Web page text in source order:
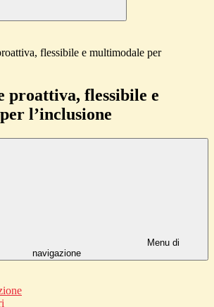
flessibile e multimodale per
proattiva, flessibile e
l’inclusione
Menu di
navigazione